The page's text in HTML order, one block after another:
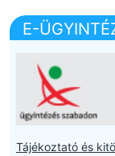
E-
Tájékoztató és